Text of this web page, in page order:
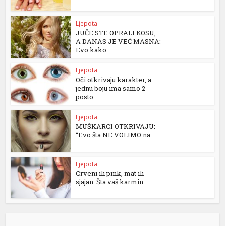
Ljepota
JUČE STE OPRALI KOSU,
A DANAS JE VEĆ MASNA:
Evo kako...
Ljepota
Oči otkrivaju karakter, a
jednu boju ima samo 2
posto...
Ljepota
MUŠKARCI OTKRIVAJU:
“Evo šta NE VOLIMO na...
Ljepota
Crveni ili pink, mat ili
sjajan: Šta vaš karmin...